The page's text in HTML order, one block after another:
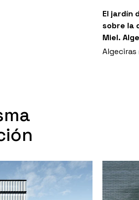
El jardín
sobre la
Miel.
Algeciras